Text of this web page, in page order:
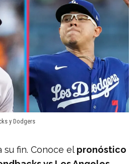
y Dodgers
su fin. Conoce el pronóstico